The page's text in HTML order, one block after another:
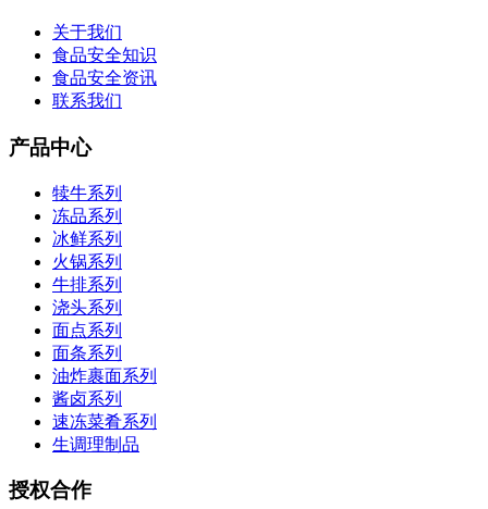
关于我们
食品安全知识
食品安全资讯
联系我们
产品中心
犊牛系列
冻品系列
冰鲜系列
火锅系列
牛排系列
浇头系列
面点系列
面条系列
油炸裹面系列
酱卤系列
速冻菜肴系列
生调理制品
授权合作